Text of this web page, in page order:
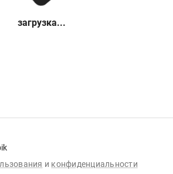
загрузка...
и конфиденциальности